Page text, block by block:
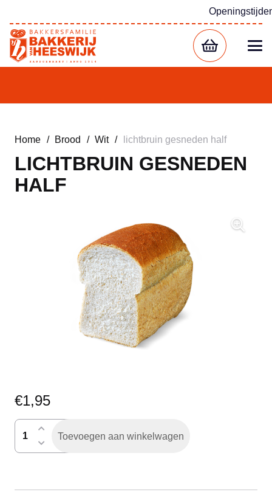
Home / Brood / Wit / lichtbruin gesneden half
LICHTBRUIN GESNEDEN
HALF
€1,95
lichtbruin
gesneden
Toevoegen aan winkelwagen